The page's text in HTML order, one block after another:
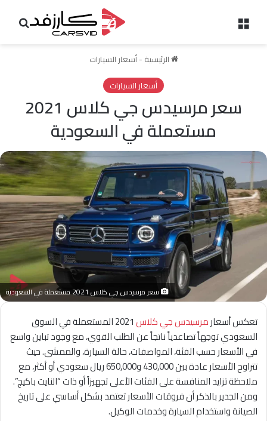
الرئيسية -أسعار السيارات
أسعار السيارات
سعر مرسيدس جي كلاس 2021
مستعملة في السعودية
سعر مرسيدس جي كلاس 2021 مستعملة في السعودية
تعكس أسعارمرسيدس جي كلاس
2021 المستعملة في السوق
السعودي توجهاً تصاعدياً ناتجاً عن الطلب القوي، مع وجود تباين واسع
في الأسعار حسب الفئة، المواصفات، حالة السيارة، والممشى. حيث
تتراوح الأسعار عادة بين 430,000 و650,000 ريال سعودي أو أكثر، مع
ملاحظة تزايد المنافسة على الفئات الأعلى تجهيزاً أو ذات “النايت باكيج”.
ومن الجدير بالذكر أن فروقات الأسعار تعتمد بشكل أساسي على تاريخ
الصيانة واستخدام السيارة وخدمات الوكيل.